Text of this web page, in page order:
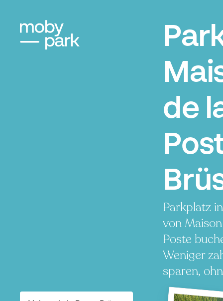
de
Parkplatz
von
Poste
Weniger
sparen,